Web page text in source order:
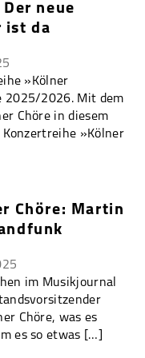
neue
ist da
»Kölner
2025/2026. Mit dem
Chöre in diesem
»Kölner
Chöre: Martin
im Musikjournal
Chöre, was es
es so etwas […]